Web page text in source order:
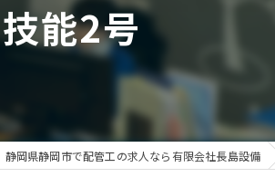
直行直帰
週休二日制
能2号
静岡県静岡市で配管工の求人なら有限会社長島設備